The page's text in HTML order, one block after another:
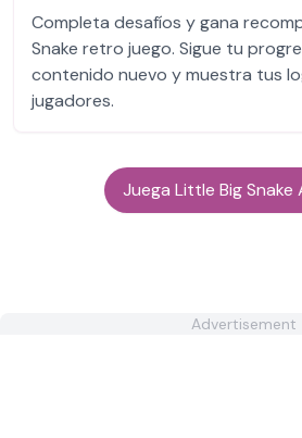
Completa desafíos y gana
Snake retro juego. Sigue tu
contenido nuevo y muestra tus
jugadores.
Juega Little Big Snake
Advertisement